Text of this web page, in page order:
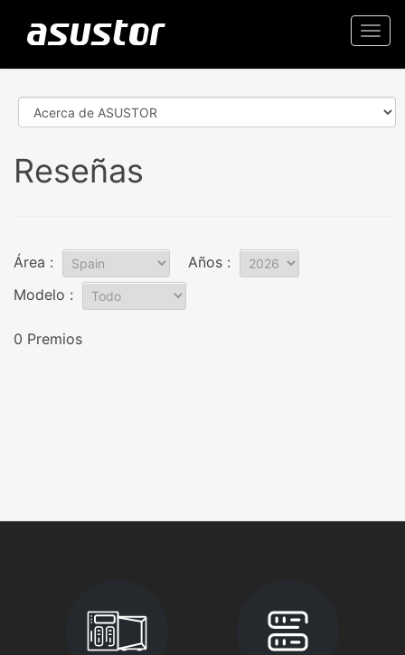
Reseñas
Área :
Años :
Modelo :
0 Premios